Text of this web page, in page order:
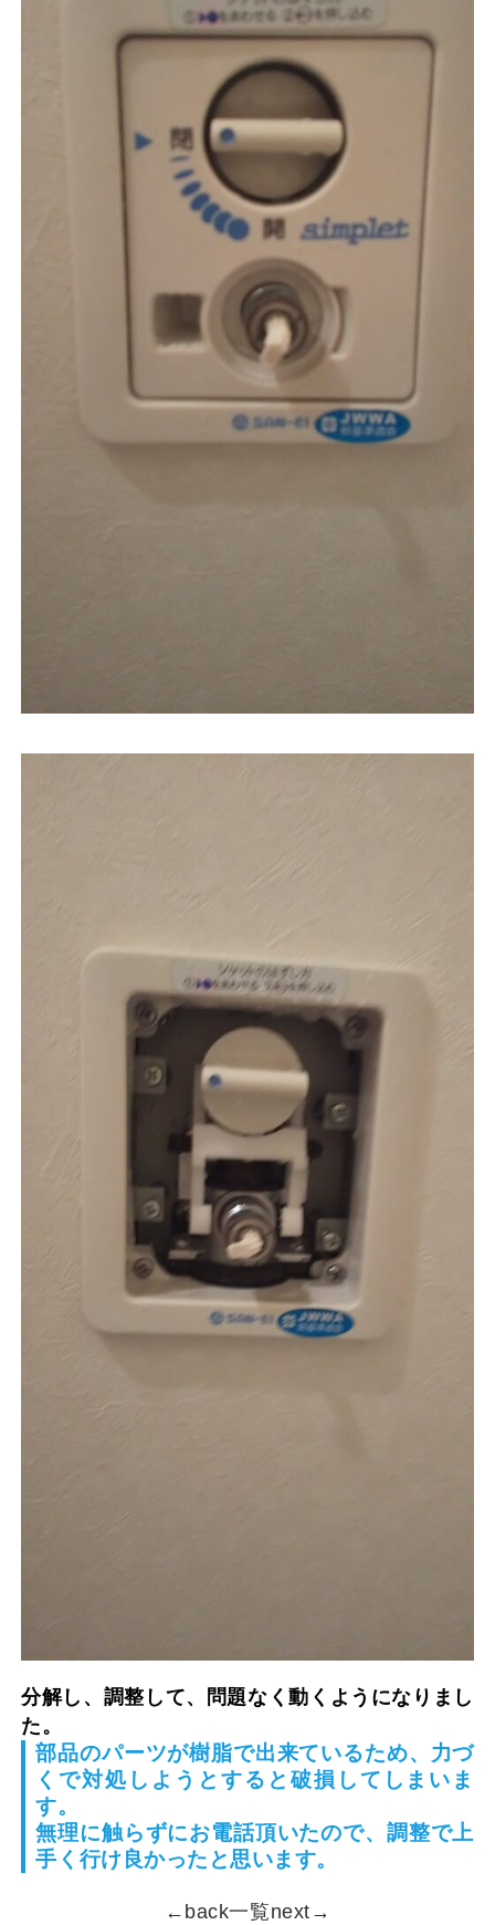
分解し、調整して、問題なく動くようになりまし
た。
部品のパーツが樹脂で出来ているため、力づ
くで対処しようとすると破損してしまいま
す。
無理に触らずにお電話頂いたので、調整で上
手く行け良かったと思います。
←back一覧next→